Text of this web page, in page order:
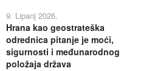
9. Lipanj 2026.
Hrana kao geostrateška
odrednica pitanje je moći,
sigurnosti i međunarodnog
položaja država